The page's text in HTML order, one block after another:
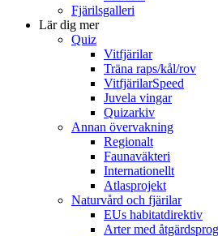
Fjärilsgalleri
Lär dig mer
Quiz
Vitfjärilar
Träna raps/kål/rov
VitfjärilarSpeed
Juvela vingar
Quizarkiv
Annan övervakning
Regionalt
Faunaväkteri
Internationellt
Atlasprojekt
Naturvård och fjärilar
EUs habitatdirektiv
Arter med